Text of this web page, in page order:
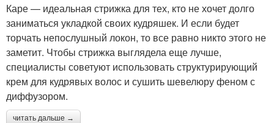
Каре — идеальная стрижка для тех, кто не хочет долго
заниматься укладкой своих кудряшек. И если будет
торчать непослушный локон, то все равно никто этого не
заметит. Чтобы стрижка выглядела еще лучше,
специалисты советуют использовать структурирующий
крем для кудрявых волос и сушить шевелюру феном с
диффузором.
читать дальше →